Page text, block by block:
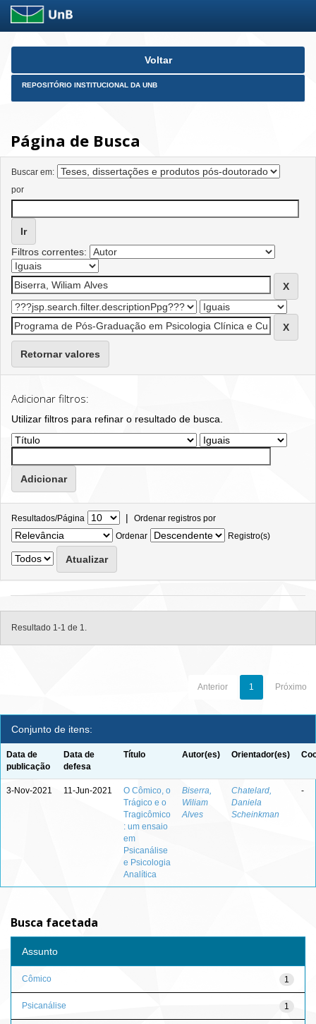
Skip
Voltar
REPOSITÓRIO INSTITUCIONAL DA UNB
Página de Busca
Buscar em:
por
Filtros correntes:
Retornar valores
Adicionar filtros:
Utilizar filtros para refinar o resultado de busca.
Resultados/Página | Ordenar registros por
Ordenar
Registro(s)
Resultado 1-1 de 1.
Anterior 1 Próximo
Conjunto de itens:
Data de
publicação
Data de
defesa
Título Autor(es) Orientador(es)
3-Nov-2021 11-Jun-2021
O Cômico, o
Trágico e o
Tragicômico
: um ensaio
em
Psicanálise
e Psicologia
Analítica
Biserra,
Wiliam
Alves
Chatelard,
Daniela
Scheinkman
-
Busca facetada
Assunto
1
Cômico
1
Psicanálise